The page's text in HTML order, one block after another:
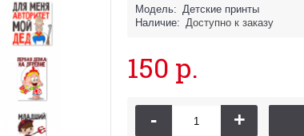
Модель: Детские принты
Наличие: Доступно к заказу
150 р.
- +